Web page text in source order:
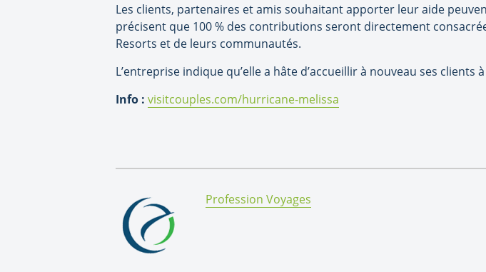
Les clients, partenaires et amis souhaitant apporter leur aide
précisent que 100 % des contributions seront directement
Resorts et de leurs communautés.
L’entreprise indique qu’elle a hâte d’accueillir à nouveau ses clients
Info : visitcouples.com/hurricane-melissa
By:
Profession Voyages